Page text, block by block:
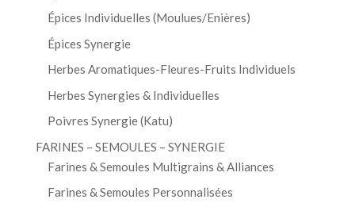
Épices Individuelles (Moulues/Enières)
Épices Synergie
Herbes Aromatiques-Fleures-Fruits Individuels
Herbes Synergies & Individuelles
Poivres Synergie (Katu)
FARINES – SEMOULES – SYNERGIE
Farines & Semoules Multigrains & Alliances
Farines & Semoules Personnalisées